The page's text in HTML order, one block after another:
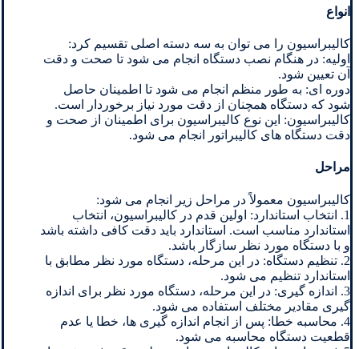
انواع
کالیبراسیون را می توان به سه دسته اصلی تقسیم کرد:
اولیه: در هنگام نصب دستگاه انجام می شود تا صحت و دقت
آن تعیین شود.
دوره ای: به طور منظم انجام می شود تا اطمینان حاصل
شود که دستگاه همچنان از دقت مورد نیاز برخوردار است.
کالیبراسیون: این نوع کالیبراسیون برای اطمینان از صحت و
دقت دستگاه های کالیبراتور انجام می شود.
مراحل
کالیبراسیون معمولاً در مراحل زیر انجام می شود:
1. انتخاب استاندارد: اولین قدم در کالیبراسیون، انتخاب
استاندارد مناسب است. استاندارد باید دقت کافی داشته باشد
و با دستگاه مورد نظر سازگار باشد.
2. تنظیم دستگاه: در این مرحله، دستگاه مورد نظر مطابق با
استاندارد تنظیم می شود.
3. اندازه گیری: در این مرحله، دستگاه مورد نظر برای اندازه
گیری مقادیر مختلف استفاده می شود.
4. محاسبه خطا: پس از انجام اندازه گیری ها، خطا یا عدم
قطعیت دستگاه محاسبه می شود.